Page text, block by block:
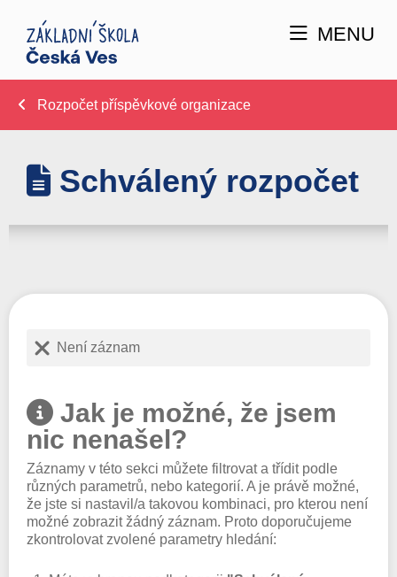
MENU
Rozpočet příspěvkové organizace
Schválený rozpočet
Není záznam
Jak je možné, že jsem
nic nenašel?
Záznamy v této sekci můžete filtrovat a třídit podle
různých parametrů, nebo kategorií. A je právě možné,
že jste si nastavil/a takovou kombinaci, pro kterou není
možné zobrazit žádný záznam. Proto doporučujeme
zkontrolovat zvolené parametry hledání: